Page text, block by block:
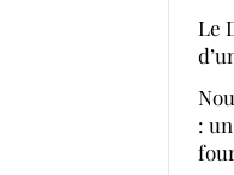
Le
: